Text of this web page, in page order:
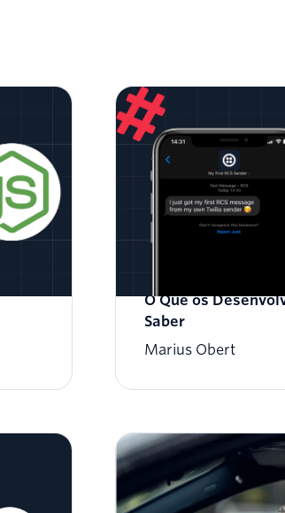
O Que os
Saber
Marius Obert